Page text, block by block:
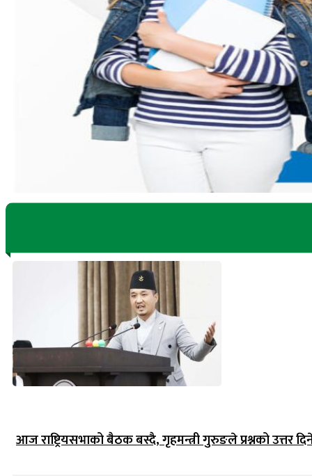
आज राष्ट्रियसभाको बैठक बस्दै, गृहमन्त्री गुरुङले प्रश्नको उत्तर